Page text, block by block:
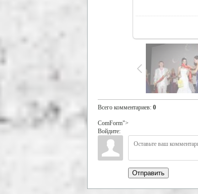
Всего комментариев: 0
ComForm">
Войдите:
Отправить